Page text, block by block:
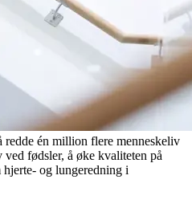
én million flere menneskeliv
fødsler, å øke kvaliteten på
og lungeredning i